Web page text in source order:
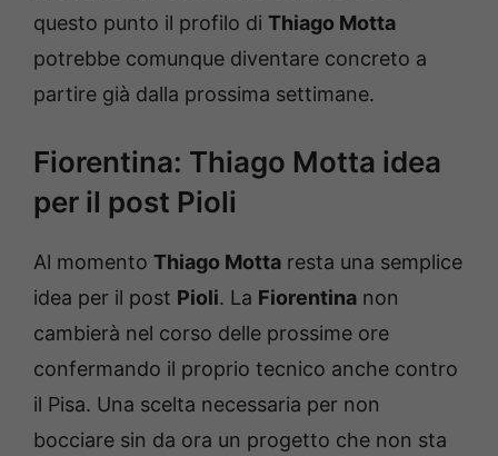
questo punto il profilo di Thiago Motta
potrebbe comunque diventare concreto a
partire già dalla prossima settimane.
Fiorentina: Thiago Motta idea
per il post Pioli
Al momento Thiago Motta resta una semplice
idea per il post Pioli. La Fiorentina non
cambierà nel corso delle prossime ore
confermando il proprio tecnico anche contro
il Pisa. Una scelta necessaria per non
bocciare sin da ora un progetto che non sta